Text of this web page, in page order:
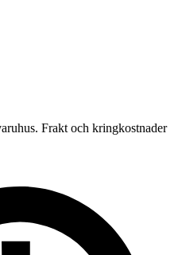
Frakt och kringkostnader